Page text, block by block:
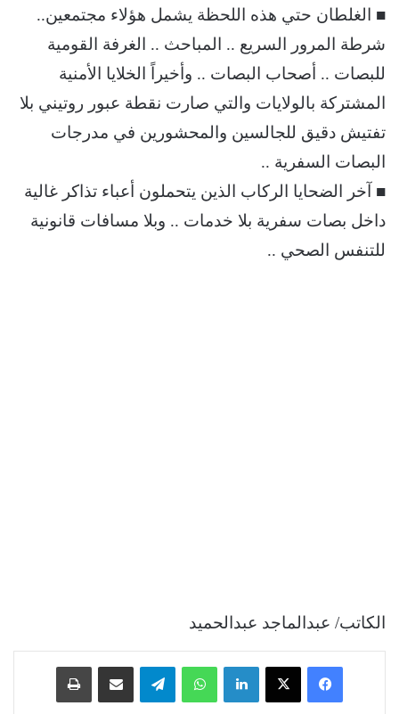
■ الغلطان حتي هذه اللحظة يشمل هؤلاء مجتمعين..
شرطة المرور السريع .. المباحث .. الغرفة القومية
للبصات .. أصحاب البصات .. وأخيراً الخلايا الأمنية
المشتركة بالولايات والتي صارت نقطة عبور روتيني بلا
تفتيش دقيق للجالسين والمحشورين في مدرجات
البصات السفرية ..
■ آخر الضحايا الركاب الذين يتحملون أعباء تذاكر غالية
داخل بصات سفرية بلا خدمات .. وبلا مسافات قانونية
للتنفس الصحي ..
الكاتب/ عبدالماجد عبدالحميد
فيسبوك ‫X لينكدإن واتساب تيلقرام